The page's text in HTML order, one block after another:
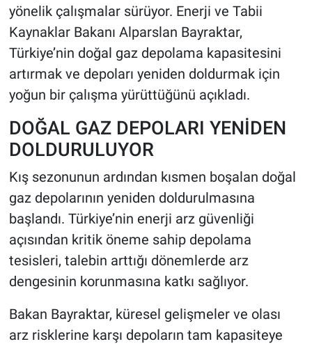
yönelik çalışmalar sürüyor. Enerji ve Tabii
Kaynaklar Bakanı Alparslan Bayraktar,
Türkiye’nin doğal gaz depolama kapasitesini
artırmak ve depoları yeniden doldurmak için
yoğun bir çalışma yürüttüğünü açıkladı.
DOĞAL GAZ DEPOLARI YENİDEN
DOLDURULUYOR
Kış sezonunun ardından kısmen boşalan doğal
gaz depolarının yeniden doldurulmasına
başlandı. Türkiye’nin enerji arz güvenliği
açısından kritik öneme sahip depolama
tesisleri, talebin arttığı dönemlerde arz
dengesinin korunmasına katkı sağlıyor.
Bakan Bayraktar, küresel gelişmeler ve olası
arz risklerine karşı depoların tam kapasiteye
ÇEVRE
HABERDE İNSAN
POLİTİKA
SPOR
MAGAZİN
Bilim, Teknoloji